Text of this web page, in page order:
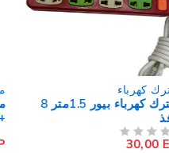
مشترك كهرباء
مشترك كهرباء ايترين 3 منافذ
متر 2500 وات PS074 - ابيض
260,00EGP